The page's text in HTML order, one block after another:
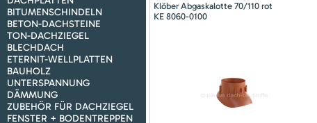
BITUMENSCHINDELN
BETON-DACHSTEINE
TON-DACHZIEGEL
BLECHDACH
ETERNIT-WELLPLATTEN
BAUHOLZ
UNTERSPANNUNG
DÄMMUNG
ZUBEHÖR FÜR DACHZIEGEL
FENSTER + BODENTREPPEN
Klöber Abgaskalotte 70/110 rot
KE 8060-0100